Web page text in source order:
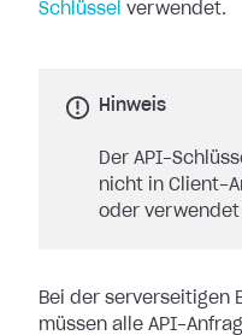
Schlüssel verwendet.
Hinweis
Der API-
nicht in Client-
oder verwendet
Bei der serverseitigen
müssen alle API-